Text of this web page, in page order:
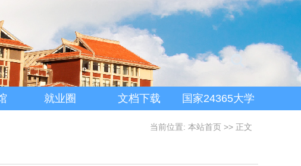
就业圈 文档下载
国家24365大学
当前位置: 本站首页 >> 正文